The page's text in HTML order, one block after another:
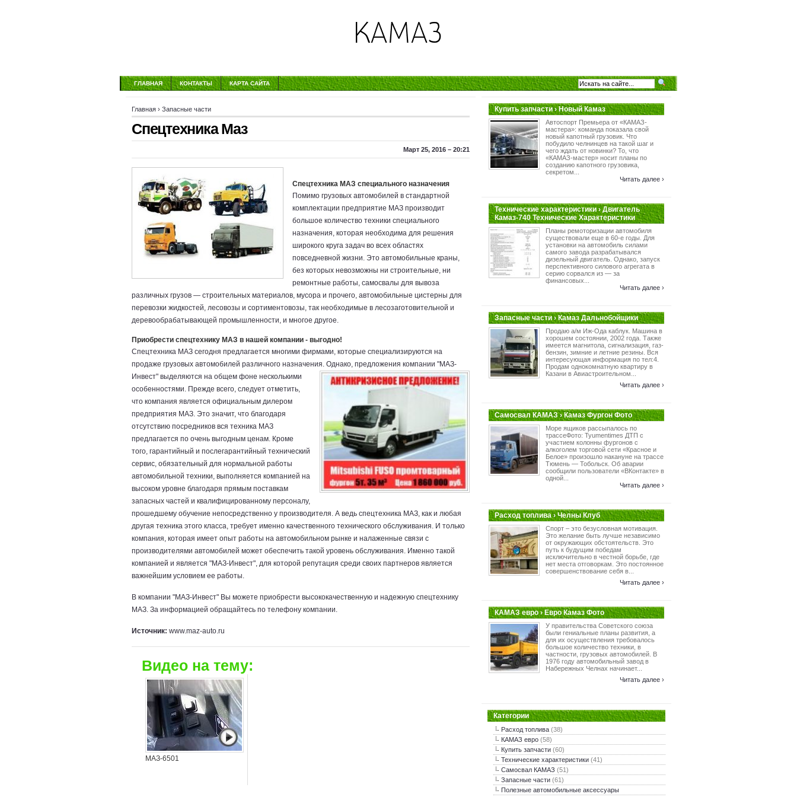
ГЛАВНАЯ КОНТАКТЫ КАРТА САЙТА
Главная › Запасные части
Спецтехника Маз
Март 25, 2016 – 20:21
Спецтехника МАЗ специального назначения
Помимо грузовых автомобилей в стандартной
комплектации предприятие МАЗ производит
большое количество техники специального
назначения, которая необходима для решения
широкого круга задач во всех областях
повседневной жизни. Это автомобильные краны,
без которых невозможны ни строительные, ни
ремонтные работы, самосвалы для вывоза
различных грузов — строительных материалов, мусора и прочего, автомобильные цистерны для
перевозки жидкостей, лесовозы и сортиментовозы, так необходимые в лесозаготовительной и
деревообрабатывающей промышленности, и многое другое.
Приобрести спецтехнику МАЗ в нашей компании - выгодно!
Спецтехника МАЗ сегодня предлагается многими фирмами, которые специализируются на
продаже грузовых автомобилей различного назначения. Однако, предложения компании "МАЗ-
Инвест" выделяются на общем фоне несколькими
особенностями. Прежде всего, следует отметить,
что компания является официальным дилером
предприятия МАЗ. Это значит, что благодаря
отсутствию посредников вся техника МАЗ
предлагается по очень выгодным ценам. Кроме
того, гарантийный и послегарантийный технический
сервис, обязательный для нормальной работы
автомобильной техники, выполняется компанией на
высоком уровне благодаря прямым поставкам
запасных частей и квалифицированному персоналу,
прошедшему обучение непосредственно у производителя. А ведь спецтехника МАЗ, как и любая
другая техника этого класса, требует именно качественного технического обслуживания. И только
компания, которая имеет опыт работы на автомобильном рынке и налаженные связи с
производителями автомобилей может обеспечить такой уровень обслуживания. Именно такой
компанией и является "МАЗ-Инвест", для которой репутация среди своих партнеров является
важнейшим условием ее работы.
В компании "МАЗ-Инвест" Вы можете приобрести высококачественную и надежную спецтехнику
МАЗ. За информацией обращайтесь по телефону компании.
Источник: www.maz-auto.ru
Видео на тему:
МАЗ-6501
Купить запчасти › Новый Камаз
Автоспорт Премьера от «КАМАЗ-
мастера»: команда показала свой
новый капотный грузовик. Что
побудило челнинцев на такой шаг и
чего ждать от новинки? То, что
«КАМАЗ-мастер» носит планы по
созданию капотного грузовика,
секретом...
Читать далее ›
Технические характеристики › Двигатель
Камаз-740 Технические Характеристики
Планы ремоторизации автомобиля
существовали еще в 60-е годы. Для
установки на автомобиль силами
самого завода разрабатывался
дизельный двигатель. Однако, запуск
перспективного силового агрегата в
серию сорвался из — за
финансовых...
Читать далее ›
Запасные части › Камаз Дальнобойщики
Продаю а/м Иж-Ода каблук. Машина в
хорошем состоянии, 2002 года. Также
имеется магнитола, сигнализация, газ-
бензин, зимние и летние резины. Вся
интересующая информация по тел:4.
Продам однокомнатную квартиру в
Казани в Авиастроительном...
Читать далее ›
Самосвал КАМАЗ › Камаз Фургон Фото
Море ящиков рассыпалось по
трассеФото: Tyumentimes ДТП с
участием колонны фургонов с
алкоголем торговой сети «Красное и
Белое» произошло накануне на трассе
Тюмень — Тобольск. Об аварии
сообщили пользователи «ВКонтакте» в
одной...
Читать далее ›
Расход топлива › Челны Клуб
Спорт – это безусловная мотивация.
Это желание быть лучше независимо
от окружающих обстоятельств. Это
путь к будущим победам
исключительно в честной борьбе, где
нет места отговоркам. Это постоянное
совершенствование себя в...
Читать далее ›
КАМАЗ евро › Евро Камаз Фото
У правительства Советского союза
были гениальные планы развития, а
для их осуществления требовалось
большое количество техники, в
частности, грузовых автомобилей. В
1976 году автомобильный завод в
Набережных Челнах начинает...
Читать далее ›
Категории
Расход топлива (38)
КАМАЗ евро (58)
Купить запчасти (60)
Технические характеристики (41)
Самосвал КАМАЗ (51)
Запасные части (61)
Полезные автомобильные аксессуары